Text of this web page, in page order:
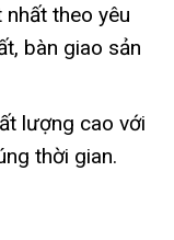
theo yêu
bàn giao sản
lượng cao với
thời gian.